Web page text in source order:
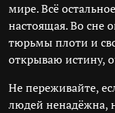
мире. Всё
настоящая. Во сне
тюрьмы плоти и
открываю истину,
Не переживайте,
людей ненадёжна,